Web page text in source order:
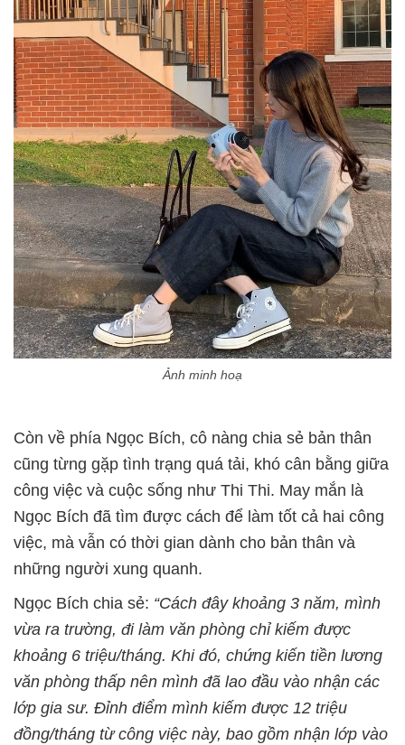
Ảnh minh hoạ
Còn về phía Ngọc Bích, cô nàng chia sẻ bản thân
cũng từng gặp tình trạng quá tải, khó cân bằng giữa
công việc và cuộc sống như Thi Thi. May mắn là
Ngọc Bích đã tìm được cách để làm tốt cả hai công
việc, mà vẫn có thời gian dành cho bản thân và
những người xung quanh.
Ngọc Bích chia sẻ: “Cách đây khoảng 3 năm, mình
vừa ra trường, đi làm văn phòng chỉ kiếm được
khoảng 6 triệu/tháng. Khi đó, chứng kiến tiền lương
văn phòng thấp nên mình đã lao đầu vào nhận các
lớp gia sư. Đỉnh điểm mình kiếm được 12 triệu
đồng/tháng từ công việc này, bao gồm nhận lớp vào